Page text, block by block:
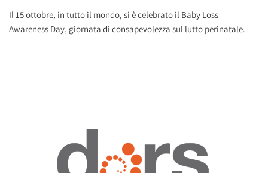
Il 15 ottobre, in tutto il mondo, si è celebrato il Baby Loss
Awareness Day, giornata di consapevolezza sul lutto perinatale.